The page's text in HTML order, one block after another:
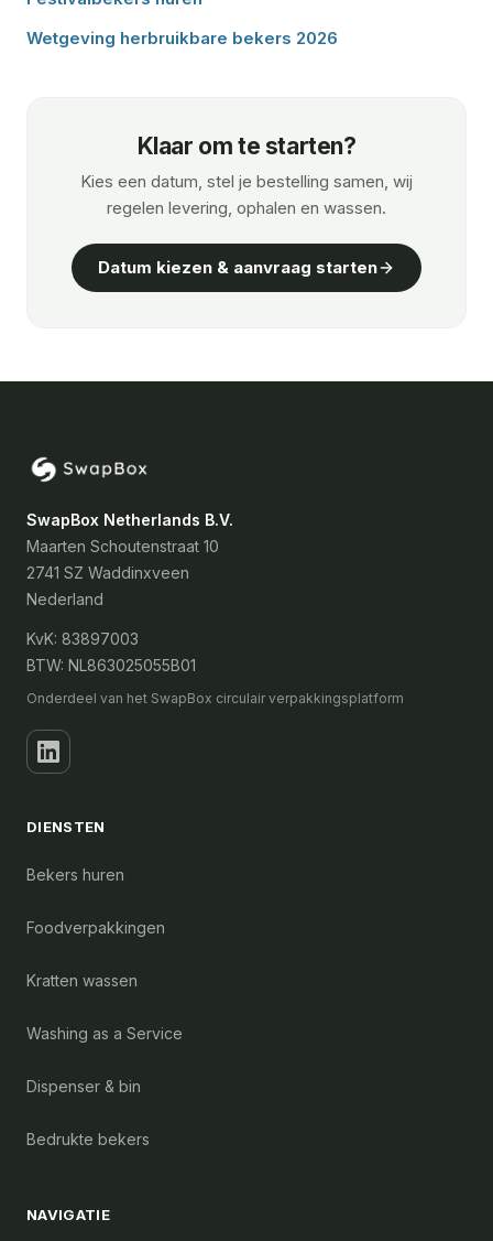
Wetgeving herbruikbare bekers 2026
Klaar om te starten?
Kies een datum, stel je bestelling samen, wij
regelen levering, ophalen en wassen.
Datum kiezen & aanvraag starten
SwapBox Netherlands B.V.
Maarten Schoutenstraat 10
2741 SZ Waddinxveen
Nederland
KvK: 83897003
BTW: NL863025055B01
Onderdeel van het SwapBox circulair verpakkingsplatform
DIENSTEN
Bekers huren
Foodverpakkingen
Kratten wassen
Washing as a Service
Dispenser & bin
Bedrukte bekers
NAVIGATIE